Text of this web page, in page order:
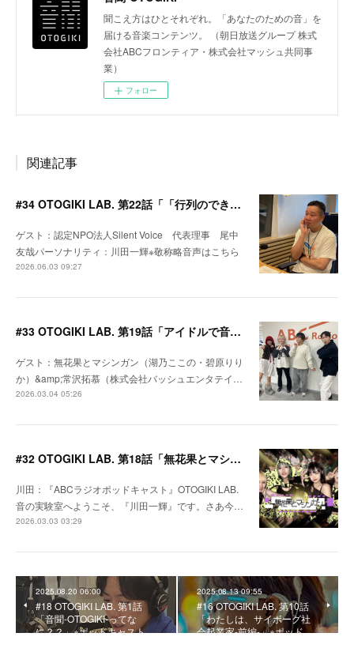
聞こえ方はひとそれぞれ。「あなたのための音」を
届ける音楽コンテンツ。 （朝日放送グループ 株式
会社ABCフロンティア・株式会社マッシュ共同事
業）
フォロー
関連記事
#34 OTOGIKI LAB. 第22話「「行列のできるお団子屋さんで僕の人生が変わった」※ポッドキャスト文字起こし
ゲスト：認定NPO法人Silent Voice 代表理事 尾中
友哉パーソナリティ：川田一輝※敬称略音声はこちら
2026.06.03 09:27
#33 OTOGIKI LAB. 第19話「アイドルで音の実験！」 ※ポッドキャスト文字起こし
ゲスト：無花果とマシンガン（湖乃ここの・碧原りり
か）&amp;常沢拓慕（株式会社バッシュエンタテイ…
2026.03.04 05:26
#32 OTOGIKI LAB. 第18話「無花果とマシンガン登場！ w/音の研究家ザわさん」」-前編- ※ポッドキャスト文字起こし
川田：『ABCラジオポッドキャスト』OTOGIKI LAB.
音の実験室へようこそ、『川田一輝』です。さあ今…
2026.03.03 03:29
2025.08.20 06:00
#18 OTOGIKI LAB. 第1話
「音聞-OTOGIKI-ってな
に？？」※ポッドキャスト…
2025.08.13 09:55
#16 OTOGIKI LAB. 第10話
「わたしは、サイボーグ社
会起業家-前編-」※ポッド…